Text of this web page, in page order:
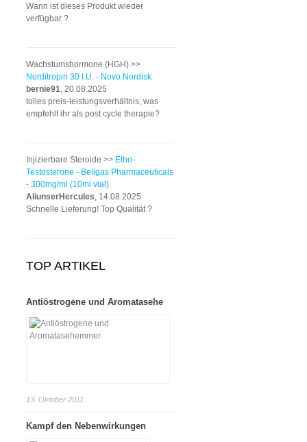
Wann ist dieses Produkt wieder
verfügbar ?
Wachstumshormone (HGH) >>
Norditropin 30 I.U. - Novo Nordisk
bernie91, 20.08.2025
tolles preis-leistungsverhältnis, was
empfehlt ihr als post cycle therapie?
Injizierbare Steroide >> Etho-
Testosterone - Beligas Pharmaceuticals
- 300mg/ml (10ml vial)
AliunserHercules, 14.08.2025
Schnelle Lieferung! Top Qualität ?
TOP ARTIKEL
Antiöstrogene und Aromatasehe
13. Oktober 2011
Kampf den Nebenwirkungen